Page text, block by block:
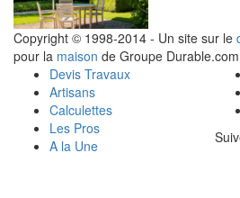
Copyright © 1998-2014 - Un site sur le
pour la maison de Groupe
Devis Travaux
Artisans
Calculettes
Les Pros
A la Une